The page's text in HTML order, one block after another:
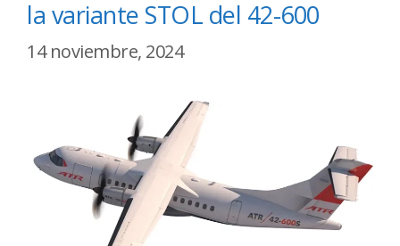
la variante STOL del 42-600
14 noviembre, 2024